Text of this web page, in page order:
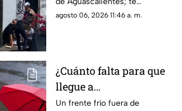
hoy 6 de agosto
contamos lo que se sabe del
agosto 06, 2026 11:46 a. m.
¿Cuánto falta para que
llegue a
Aguascalientes? Frente
Un frente frío fuera de